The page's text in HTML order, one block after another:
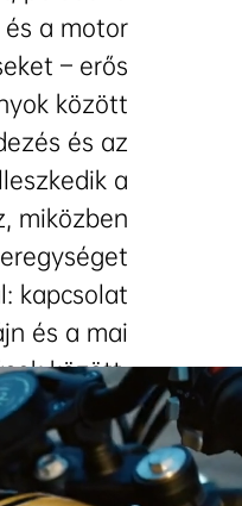
a motor
– erős
között
és az
a
miközben
kapcsolat
és a mai
között.